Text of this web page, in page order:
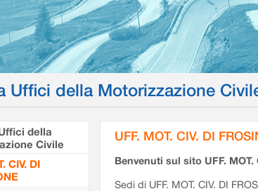
Uffici della Motorizzazione
della
Civile
CIV. DI
UFF. MOT. CIV. DI
Benvenuti sul sito UFF. MOT.
Sedi di UFF. MOT. CIV. DI